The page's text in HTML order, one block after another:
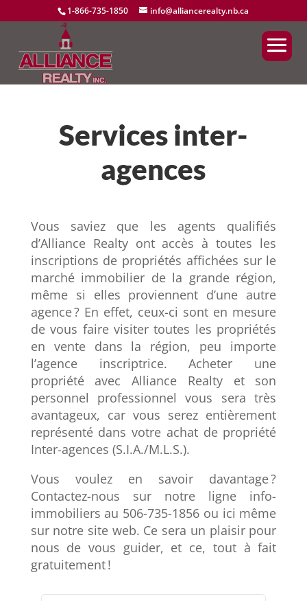
1-866-735-1850 info@alliancerealty.nb.ca
Services inter-
agences
Vous saviez que les agents qualifiés
d’Alliance Realty ont accès à toutes les
inscriptions de propriétés affichées sur le
marché immobilier de la grande région,
même si elles proviennent d’une autre
agence ? En effet, ceux-ci sont en mesure
de vous faire visiter toutes les propriétés
en vente dans la région, peu importe
l’agence inscriptrice. Acheter une
propriété avec Alliance Realty et son
personnel professionnel vous sera très
avantageux, car vous serez entièrement
représenté dans votre achat de propriété
Inter-agences (S.I.A./M.L.S.).
Vous voulez en savoir davantage ?
Contactez-nous sur notre ligne info-
immobiliers au 506-735-1856 ou ici même
sur notre site web. Ce sera un plaisir pour
nous de vous guider, et ce, tout à fait
gratuitement !